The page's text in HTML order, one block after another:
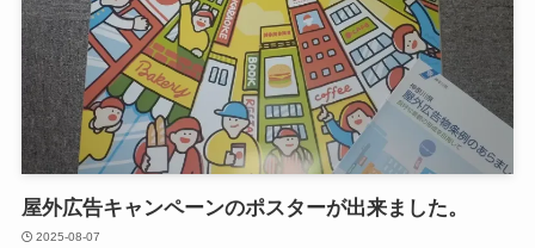
屋外広告キャンペーンのポスターが出来ました。
2025-08-07